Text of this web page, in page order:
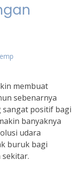
membuat
sebenarnya
sangat positif bagi
banyaknya
udara
buruk bagi
sekitar.